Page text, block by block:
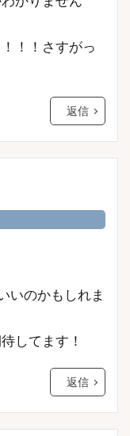
！！さすがっ
返信
いのかもしれま
してます！
返信